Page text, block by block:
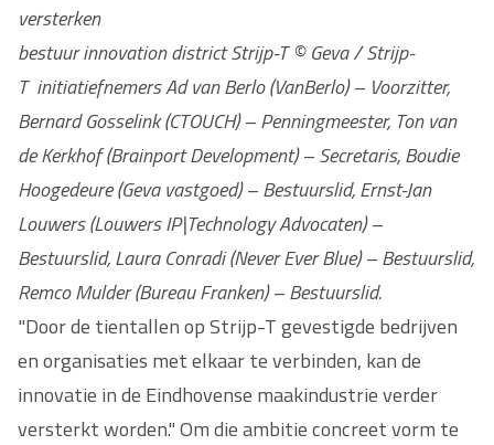
versterken
bestuur innovation district Strijp-T © Geva / Strijp-
T initiatiefnemers Ad van Berlo (VanBerlo) – Voorzitter,
Bernard Gosselink (CTOUCH) – Penningmeester, Ton van
de Kerkhof (Brainport Development) – Secretaris, Boudie
Hoogedeure (Geva vastgoed) – Bestuurslid, Ernst-Jan
Louwers (Louwers IP|Technology Advocaten) –
Bestuurslid, Laura Conradi (Never Ever Blue) – Bestuurslid,
Remco Mulder (Bureau Franken) – Bestuurslid.
"Door de tientallen op Strijp-T gevestigde bedrijven
en organisaties met elkaar te verbinden, kan de
innovatie in de Eindhovense maakindustrie verder
versterkt worden." Om die ambitie concreet vorm te